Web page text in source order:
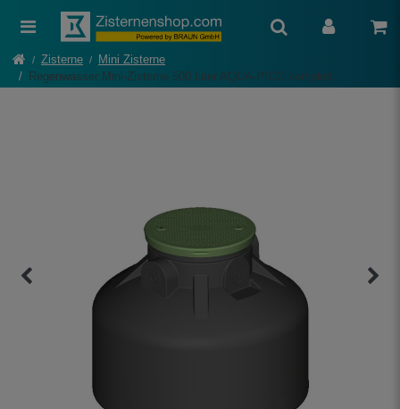
Zisterne
Mini Zisterne
Regenwasser Mini-Zisterne 500 Liter AQUA-PICO komplett